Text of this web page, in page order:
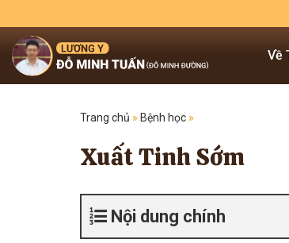
Về
Trang chủ » Bệnh học »
Xuất Tinh Sớm
Nội dung chính